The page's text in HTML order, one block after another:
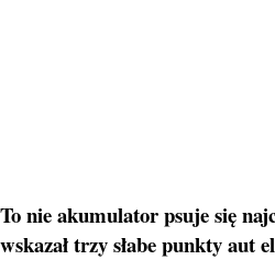
To nie akumulator psuje się
wskazał trzy słabe punkty aut